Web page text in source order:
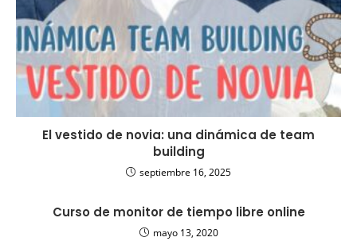
El vestido de novia: una dinámica de team
building
septiembre 16, 2025
Curso de monitor de tiempo libre online
mayo 13, 2020